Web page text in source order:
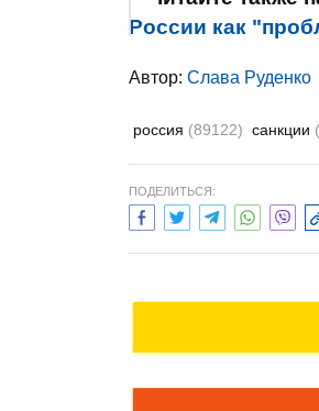
России как
Автор: Слава Руденко
россия (89122) санкции
ПОДЕЛИТЬСЯ: